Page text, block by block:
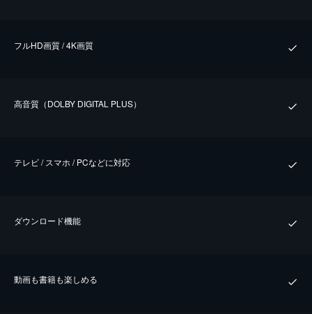
フルHD画質 / 4K画質
⾼⾳質（DOLBY DIGITAL PLUS）
テレビ / スマホ / PCなどに対応
ダウンロード機能
動画も書籍も楽しめる